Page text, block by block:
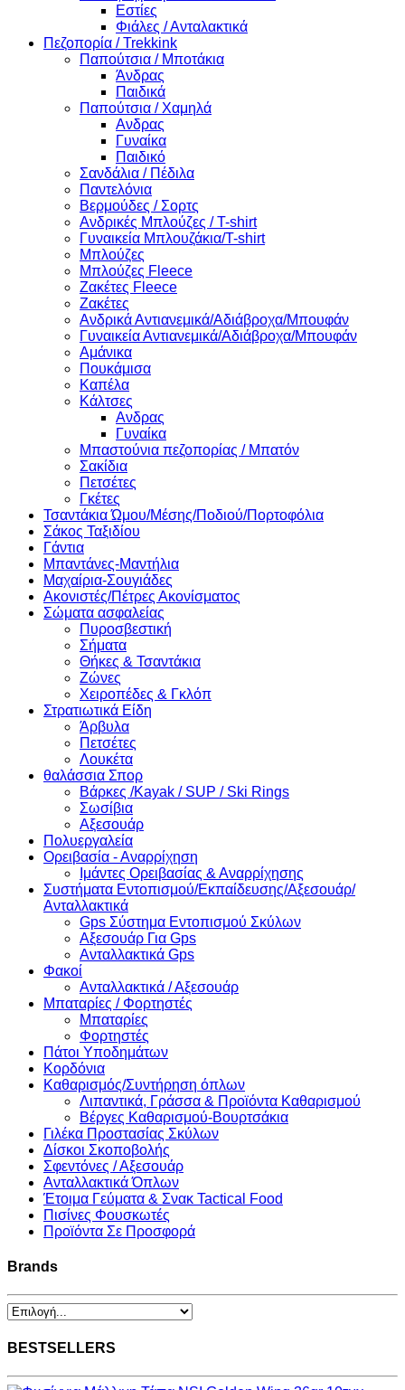
Εστίες
Φιάλες / Ανταλακτικά
Πεζοπορία / Trekkink
Παπούτσια / Μποτάκια
Άνδρας
Παιδικά
Παπούτσια / Χαμηλά
Ανδρας
Γυναίκα
Παιδικό
Σανδάλια / Πέδιλα
Παντελόνια
Βερμούδες / Σορτς
Ανδρικές Μπλούζες / T-shirt
Γυναικεία Μπλουζάκια/T-shirt
Μπλούζες
Μπλούζες Fleece
Ζακέτες Fleece
Ζακέτες
Ανδρικά Αντιανεμικά/Αδιάβροχα/Μπουφάν
Γυναικεία Αντιανεμικά/Αδιάβροχα/Μπουφάν
Αμάνικα
Πουκάμισα
Καπέλα
Κάλτσες
Ανδρας
Γυναίκα
Μπαστούνια πεζοπορίας / Μπατόν
Σακίδια
Πετσέτες
Γκέτες
Τσαντάκια Ώμου/Μέσης/Ποδιού/Πορτοφόλια
Σάκος Ταξιδίου
Γάντια
Μπαντάνες-Μαντήλια
Μαχαίρια-Σουγιάδες
Ακονιστές/Πέτρες Ακονίσματος
Σώματα ασφαλείας
Πυροσβεστική
Σήματα
Θήκες & Τσαντάκια
Ζώνες
Χειροπέδες & Γκλόπ
Στρατιωτικά Είδη
Άρβυλα
Πετσέτες
Λουκέτα
θαλάσσια Σπορ
Βάρκες /Kayak / SUP / Ski Rings
Σωσίβια
Αξεσουάρ
Πολυεργαλεία
Ορειβασία - Αναρρίχηση
Ιμάντες Ορειβασίας & Αναρρίχησης
Συστήματα Εντοπισμού/Εκπαίδευσης/Αξεσουάρ/
Ανταλλακτικά
Gps Σύστημα Εντοπισμού Σκύλων
Αξεσουάρ Για Gps
Ανταλλακτικά Gps
Φακοί
Ανταλλακτικά / Αξεσουάρ
Μπαταρίες / Φορτηστές
Μπαταρίες
Φορτηστές
Πάτοι Υποδημάτων
Κορδόνια
Καθαρισμός/Συντήρηση όπλων
Λιπαντικά, Γράσσα & Προϊόντα Καθαρισμού
Βέργες Καθαρισμού-Βουρτσάκια
Γιλέκα Προστασίας Σκύλων
Δίσκοι Σκοποβολής
Σφεντόνες / Αξεσουάρ
Ανταλλακτικά Όπλων
Έτοιμα Γεύματα & Σνακ Tactical Food
Πισίνες Φουσκωτές
Προϊόντα Σε Προσφορά
Brands
BESTSELLERS